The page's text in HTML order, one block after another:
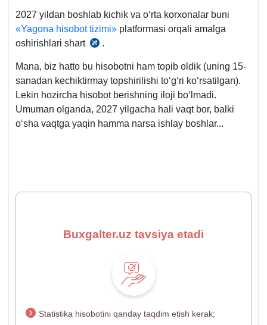
2027 yildan boshlab kichik va oʻrta korхonalar buni
«Yagona hisobot tizimi» platformasi orqali amalga
oshirishlari shart
09.01.2024
6-
.
Mana, biz hatto bu hisobotni ham topib oldik (uning 15-
sanadan kechiktirmay topshirilishi toʻgʻri koʻrsatilgan).
Lekin hozircha hisobot berishning iloji boʻlmadi.
Umuman olganda, 2027 yilgacha hali vaqt bor, balki
oʻsha vaqtga yaqin hamma narsa ishlay boshlar...
Buxgalter.uz tavsiya etadi
Statistika hisobotini qanday taqdim etish kerak;